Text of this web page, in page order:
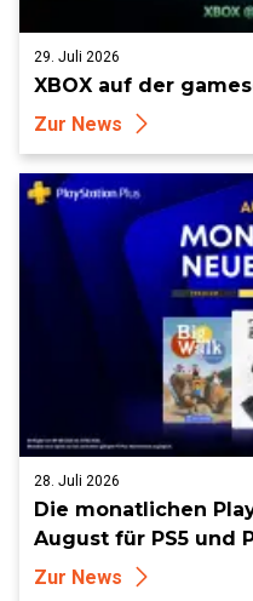
29. Juli 2026
XBOX auf der
Zur News
28. Juli 2026
Die monatlichen
August für PS5 und
Zur News